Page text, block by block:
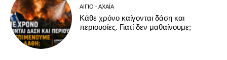
ΑΊΓΙΟ - ΑΧΑΪ́Α
Κάθε χρόνο καίγονται δάση και
περιουσίες. Γιατί δεν μαθαίνουμε;